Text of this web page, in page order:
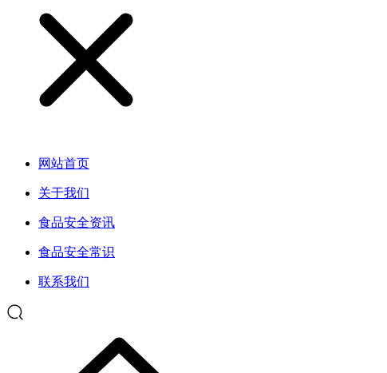
网站首页
关于我们
食品安全资讯
食品安全常识
联系我们